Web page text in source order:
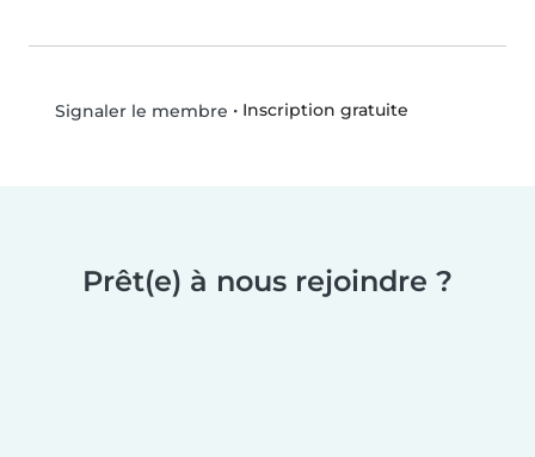
Signaler le membre • Inscription gratuite
Prêt(e) à nous rejoindre ?